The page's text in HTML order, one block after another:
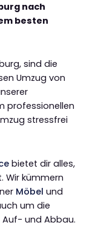
nach
besten
sind die
Umzug von
professionellen
stressfrei
bietet dir alles,
Wir kümmern
Möbel und
um die
und Abbau.